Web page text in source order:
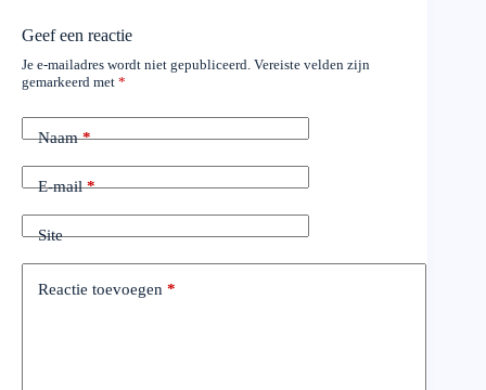
Geef een reactie
Je e-mailadres wordt niet gepubliceerd. Vereiste velden zijn
gemarkeerd met *
Naam*
E-mail*
Site
Reactie toevoegen *